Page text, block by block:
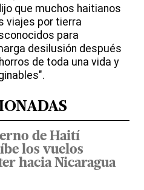
que muchos haitianos
viajes por tierra
para
desilusión después
de toda una vida y
de Haití
los vuelos
hacia Nicaragua